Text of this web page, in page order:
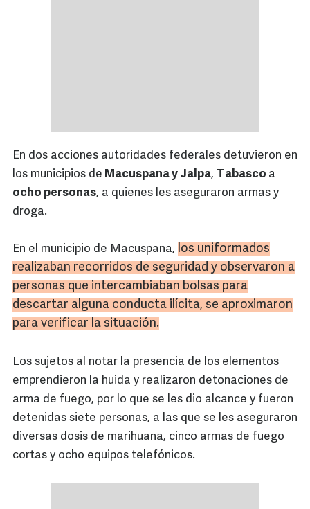
En dos acciones autoridades federales detuvieron en
los municipios de Macuspana y Jalpa, Tabasco a
ocho personas, a quienes les aseguraron armas y
droga.
En el municipio de Macuspana, los uniformados
realizaban recorridos de seguridad y observaron a
personas que intercambiaban bolsas para
descartar alguna conducta ilícita, se aproximaron
para verificar la situación.
Los sujetos al notar la presencia de los elementos
emprendieron la huida y realizaron detonaciones de
arma de fuego, por lo que se les dio alcance y fueron
detenidas siete personas, a las que se les aseguraron
diversas dosis de marihuana, cinco armas de fuego
cortas y ocho equipos telefónicos.